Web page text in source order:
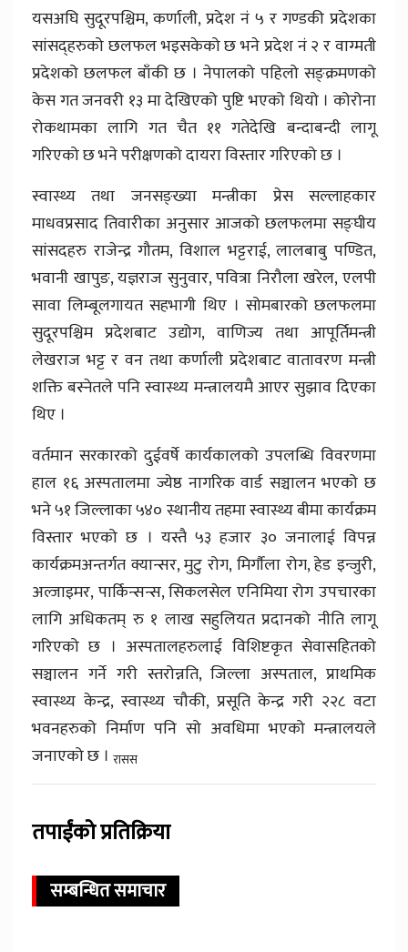
यसअघि सुदूरपश्चिम, कर्णाली, प्रदेश नं ५ र गण्डकी प्रदेशका
सांसद्हरुको छलफल भइसकेको छ भने प्रदेश नं २ र वाग्मती
प्रदेशको छलफल बाँकी छ । नेपालको पहिलो सङ्क्रमणको
केस गत जनवरी १३ मा देखिएको पुष्टि भएको थियो । कोरोना
रोकथामका लागि गत चैत ११ गतेदेखि बन्दाबन्दी लागू
गरिएको छ भने परीक्षणको दायरा विस्तार गरिएको छ ।
स्वास्थ्य तथा जनसङ्ख्या मन्त्रीका प्रेस सल्लाहकार
माधवप्रसाद तिवारीका अनुसार आजको छलफलमा सङ्घीय
सांसदहरु राजेन्द्र गौतम, विशाल भट्टराई, लालबाबु पण्डित,
भवानी खापुङ, यज्ञराज सुनुवार, पवित्रा निरौला खरेल, एलपी
सावा लिम्बूलगायत सहभागी थिए । सोमबारको छलफलमा
सुदूरपश्चिम प्रदेशबाट उद्योग, वाणिज्य तथा आपूर्तिमन्त्री
लेखराज भट्ट र वन तथा कर्णाली प्रदेशबाट वातावरण मन्त्री
शक्ति बस्नेतले पनि स्वास्थ्य मन्त्रालयमै आएर सुझाव दिएका
थिए ।
वर्तमान सरकारको दुईवर्षे कार्यकालको उपलब्धि विवरणमा
हाल १६ अस्पतालमा ज्येष्ठ नागरिक वार्ड सञ्चालन भएको छ
भने ५१ जिल्लाका ५४० स्थानीय तहमा स्वास्थ्य बीमा कार्यक्रम
विस्तार भएको छ । यस्तै ५३ हजार ३० जनालाई विपन्न
कार्यक्रमअन्तर्गत क्यान्सर, मुटु रोग, मिर्गाैला रोग, हेड इन्जुरी,
अल्जाइमर, पार्किन्सन्स, सिकलसेल एनिमिया रोग उपचारका
लागि अधिकतम् रु १ लाख सहुलियत प्रदानको नीति लागू
गरिएको छ । अस्पतालहरुलाई विशिष्टकृत सेवासहितको
सञ्चालन गर्ने गरी स्तरोन्नति, जिल्ला अस्पताल, प्राथमिक
स्वास्थ्य केन्द्र, स्वास्थ्य चौकी, प्रसूति केन्द्र गरी २२८ वटा
भवनहरुको निर्माण पनि सो अवधिमा भएको मन्त्रालयले
जनाएको छ । रासस
तपाईंको प्रतिक्रिया
सम्बन्धित समाचार